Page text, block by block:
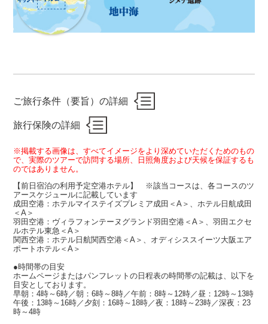
ご旅行条件（要旨）の詳細
旅行保険の詳細
※掲載する画像は、すべてイメージをより深めていただくためのもの
で、実際のツアーで訪問する場所、日照角度および天候を保証するも
のではありません。
【前日宿泊の利用予定空港ホテル】 ※該当コースは、各コースのツ
アースケジュールに記載しています
成田空港：ホテルマイステイズプレミア成田＜A＞、ホテル日航成田
＜A＞
羽田空港：ヴィラフォンテーヌグランド羽田空港＜A＞、羽田エクセ
ルホテル東急＜A＞
関西空港：ホテル日航関西空港＜A＞、オディシススイーツ大阪エア
ポートホテル＜A＞
●時間帯の目安
ホームページまたはパンフレットの日程表の時間帯の記載は、以下を
目安としております。
早朝：4時～6時／朝：6時～8時／午前：8時～12時／昼：12時～13時
午後：13時～16時／夕刻：16時～18時／夜：18時～23時／深夜：23
時～4時